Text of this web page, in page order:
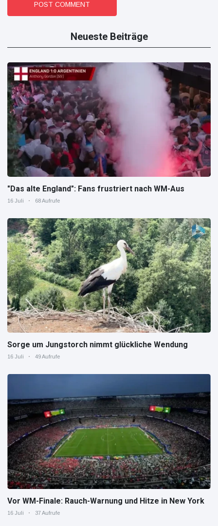
POST COMMENT
Neueste Beiträge
"Das alte England": Fans frustriert nach WM-Aus
16 Juli 68 Aufrufe
Sorge um Jungstorch nimmt glückliche Wendung
16 Juli 49 Aufrufe
Vor WM-Finale: Rauch-Warnung und Hitze in New York
16 Juli 37 Aufrufe